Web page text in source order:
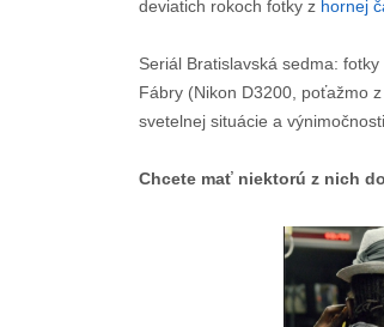
deviatich rokoch fotky z hornej
Seriál Bratislavská sedma:
Fábry (Nikon D3200, poťažmo
svetelnej situácie a
Chcete mať niektorú z nich